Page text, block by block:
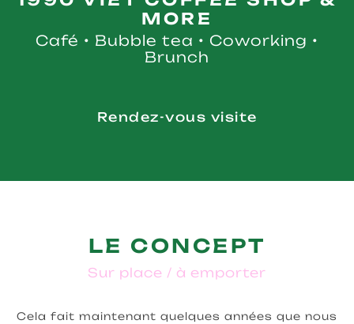
MORE
Café • Bubble tea • Coworking •
Brunch
Rendez-vous visite
LE CONCEPT
Sur place / à emporter
Cela fait maintenant quelques années que nous